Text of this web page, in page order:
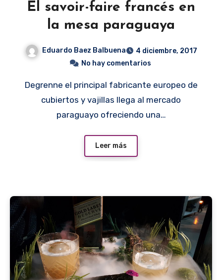
El savoir-faire francés en
la mesa paraguaya
Eduardo Baez Balbuena
4 diciembre, 2017
No hay comentarios
Degrenne el principal fabricante europeo de
cubiertos y vajillas llega al mercado
paraguayo ofreciendo una…
Leer más